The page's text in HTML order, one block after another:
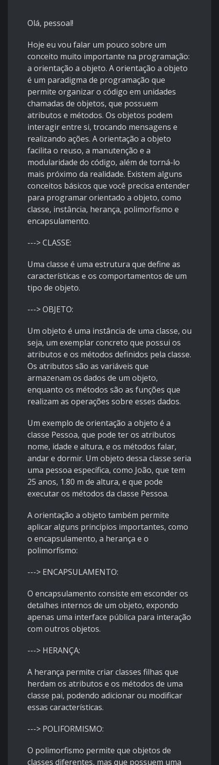
Olá, pessoal!
Hoje eu vou falar um pouco sobre um
conceito muito importante na programação:
a orientação a objeto. A orientação a objeto
é um paradigma de programação que
permite organizar o código em unidades
chamadas de objetos, que possuem
atributos e métodos. Os objetos podem
interagir entre si, trocando mensagens e
realizando ações. A orientação a objeto
facilita o reuso, a manutenção e a
modularidade do código, além de torná-lo
mais próximo da realidade. Existem alguns
conceitos básicos que você precisa entender
para programar orientado a objeto, como
classe, instância, herança, polimorfismo e
encapsulamento.
---> CLASSE:
Uma classe é uma estrutura que define as
características e os comportamentos de um
tipo de objeto.
---> OBJETO:
Um objeto é uma instância de uma classe, ou
seja, um exemplar concreto que possui os
atributos e os métodos definidos pela classe.
Os atributos são as variáveis que
armazenam os dados de um objeto,
enquanto os métodos são as funções que
realizam as operações sobre esses dados.
Um exemplo de orientação a objeto é a
classe Pessoa, que pode ter os atributos
nome, idade e altura, e os métodos falar,
andar e dormir. Um objeto dessa classe seria
uma pessoa específica, como João, que tem
25 anos, 1.80 m de altura, e que pode
executar os métodos da classe Pessoa.
A orientação a objeto também permite
aplicar alguns princípios importantes, como
o encapsulamento, a herança e o
polimorfismo:
---> ENCAPSULAMENTO:
O encapsulamento consiste em esconder os
detalhes internos de um objeto, expondo
apenas uma interface pública para interação
com outros objetos.
---> HERANÇA:
A herança permite criar classes filhas que
herdam os atributos e os métodos de uma
classe pai, podendo adicionar ou modificar
essas características.
---> POLIFORMISMO:
O polimorfismo permite que objetos de
classes diferentes, mas que possuem uma